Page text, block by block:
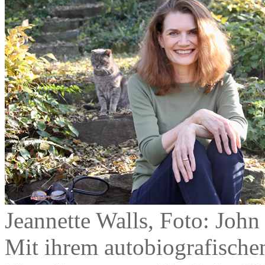
Jeannette Walls, Foto:
Mit ihrem